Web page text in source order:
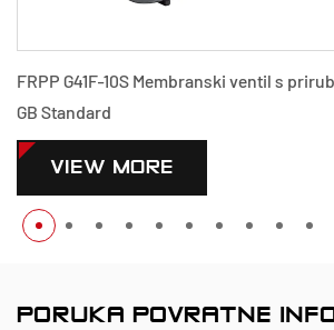
FRPP G41F-10S Membranski ventil s
GB Standard
VIEW MORE
PORUKA POVRATNE